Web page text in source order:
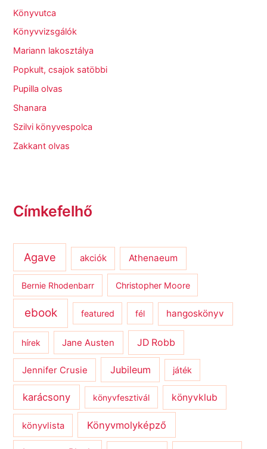
Könyvutca
Könyvvizsgálók
Mariann lakosztálya
Popkult, csajok satöbbi
Pupilla olvas
Shanara
Szilvi könyvespolca
Zakkant olvas
Címkefelhő
Agave akciók Athenaeum
Bernie Rhodenbarr Christopher Moore
ebook featured fél hangoskönyv
hírek Jane Austen JD Robb
Jennifer Crusie Jubileum játék
karácsony könyvfesztivál könyvklub
könyvlista Könyvmolyképző